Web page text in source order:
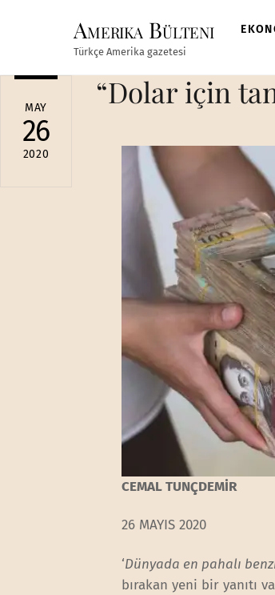
Amerika Bülteni
Türkçe Amerika gazetesi
MAY
26
2020
“Dolar için
CEMAL TUNÇDEMİR
26 MAYIS 2020
‘Dünyada en pahalı
bırakan yeni bir yanıtı